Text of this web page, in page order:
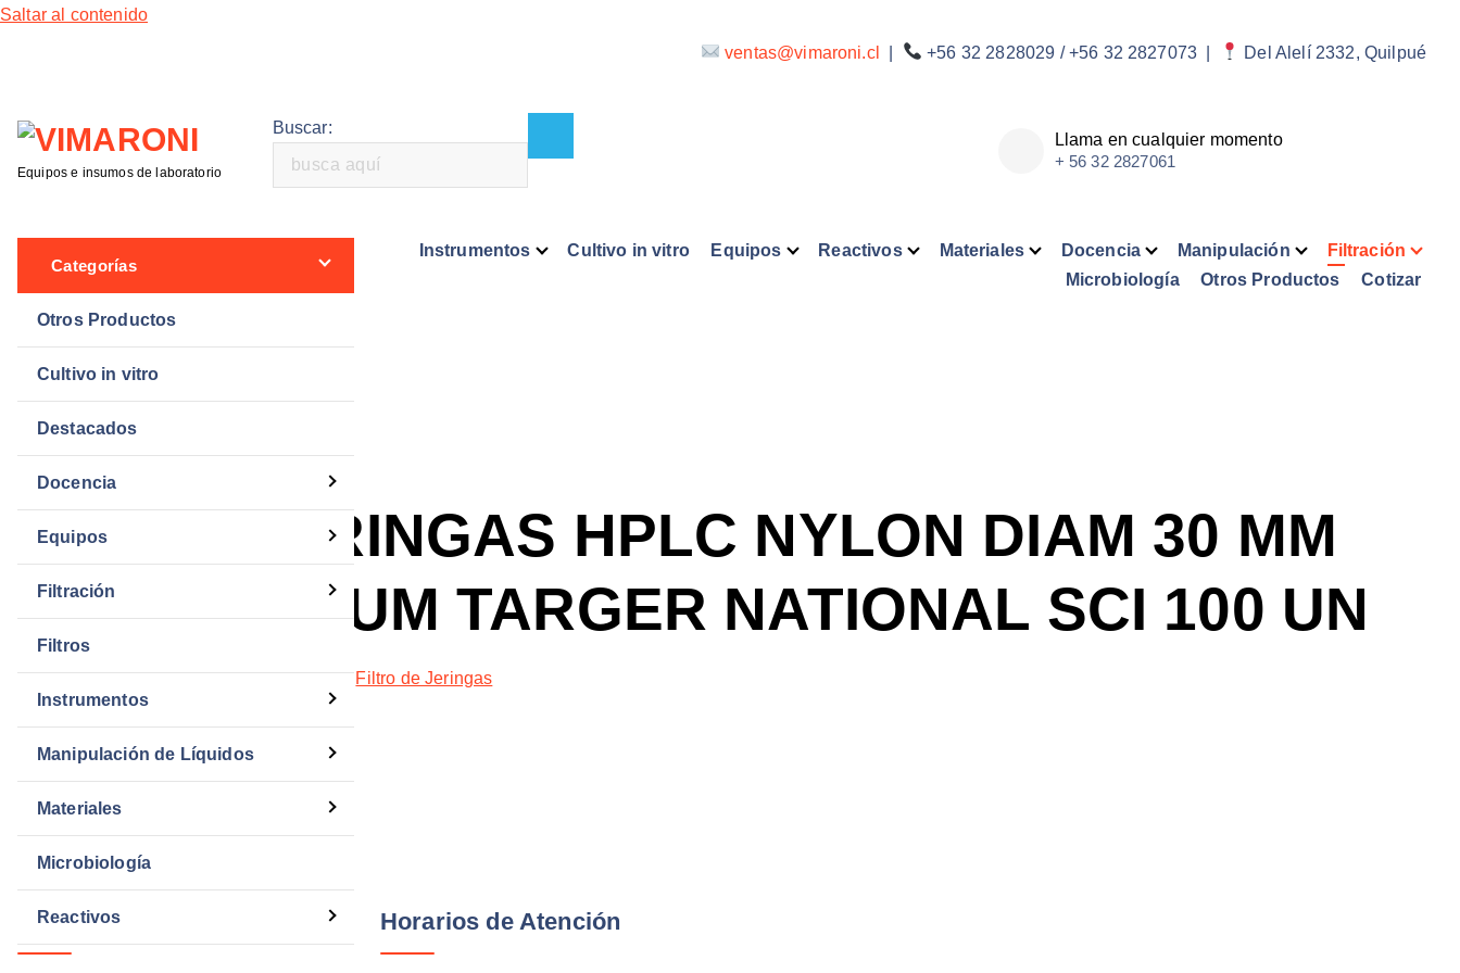
Saltar al contenido
ventas@vimaroni.cl +56 32 2828029 / +56 32 2827073 Del Alelí 2332, Quilpué
Equipos e insumos de laboratorio
Buscar:
Llama en cualquier momento
+ 56 32 2827061
Categorías
Otros Productos
Cultivo in vitro
Destacados
Docencia
Equipos
Filtración
Filtros
Instrumentos
Manipulación de Líquidos
Materiales
Microbiología
Reactivos
Instrumentos Cultivo in vitro Equipos Reactivos Materiales Docencia Manipulación
Filtración
Microbiología
Otros Productos Cotizar
FILTRO JERINGAS HPLC NYLON DIAM 30 MM
PORO 0.45 UM TARGER NATIONAL SCI 100 UN
SKU:A9NSC25001 Categorías:Filtración,Filtro de Jeringas
Información Oficial Horarios de Atención